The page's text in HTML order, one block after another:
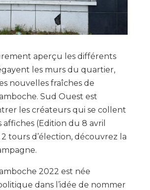
aperçu les différents
les murs du quartier,
nouvelles fraîches de
Sud Ouest est
les créateurs qui se collent
(Edition du 8 avril
tours d’élection, découvrez la
2022 est née
dans l’idée de nommer